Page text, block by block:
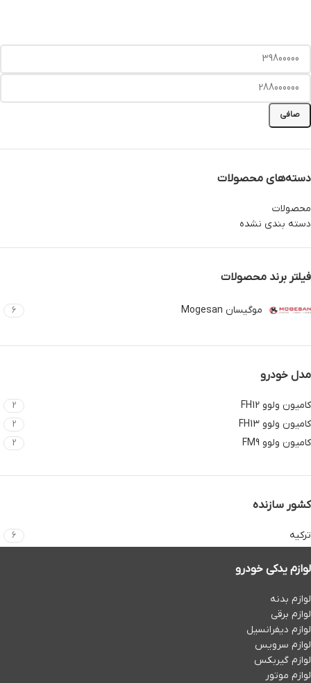
صافی
دسته‌های محصولات
محصولات
دسته بندی نشده
فیلتر برند محصولات
موگیسان Mogesan 6
مدل خودرو
کامیون ولوو FH12 2
کامیون ولوو FH13 2
کامیون ولوو FM9 2
کشور سازنده
ترکیه 6
لوازم یدکی خودرو
لوازم بدنه
لوازم برقی
لوازم دیفرانسیل
لوازم سرویس
لوازم گیربکس
لوازم موتور